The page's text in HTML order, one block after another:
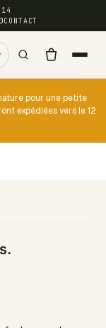
CONTACT
pour une petite
expédiées vers le 12